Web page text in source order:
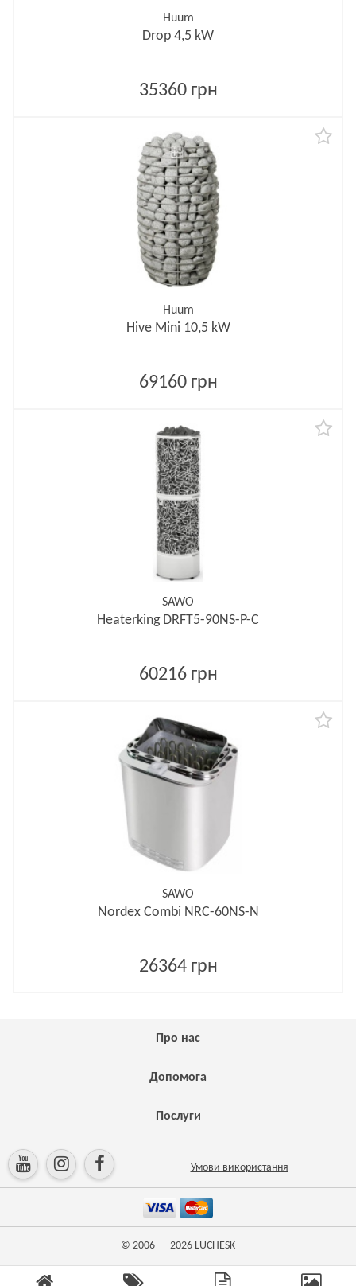
Huum
Drop 4,5 kW
35360 грн
Huum
Hive Mini 10,5 kW
69160 грн
SAWO
Heaterking DRFT5-90NS-P-C
60216 грн
SAWO
Nordex Combi NRC-60NS-N
26364 грн
Про нас
Допомога
Послуги
Умови використання
© 2006 — 2026 LUCHESK